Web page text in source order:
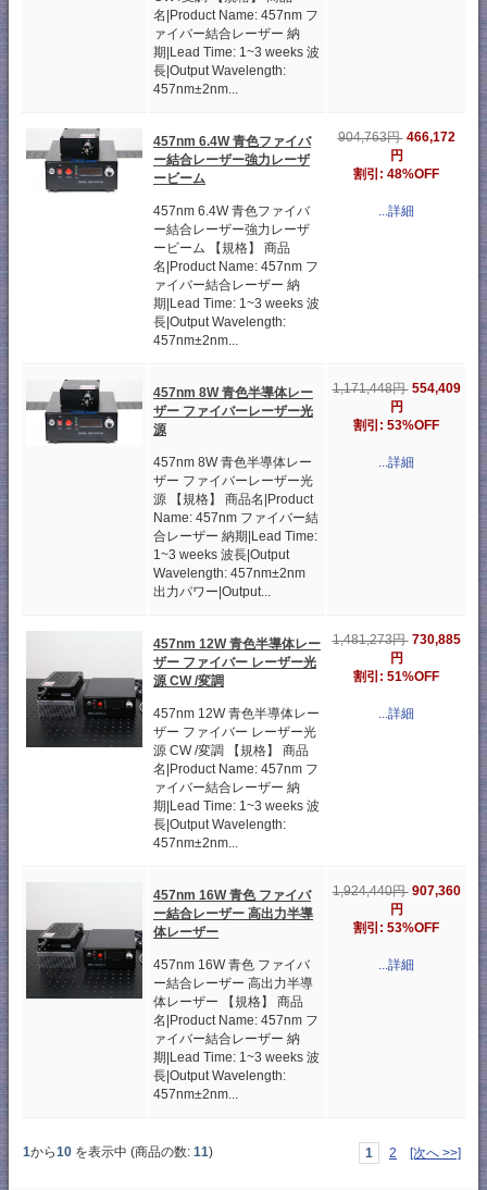
名|Product Name: 457nm フ
ァイバー結合レーザー 納
期|Lead Time: 1~3 weeks 波
長|Output Wavelength:
457nm±2nm...
457nm 6.4W 青色ファイバ
ー結合レーザー強力レーザ
ービーム
457nm 6.4W 青色ファイバ
ー結合レーザー強力レーザ
ービーム 【規格】 商品
名|Product Name: 457nm フ
ァイバー結合レーザー 納
期|Lead Time: 1~3 weeks 波
長|Output Wavelength:
457nm±2nm...
904,763円 466,172
円
割引: 48%OFF
...詳細
457nm 8W 青色半導体レー
ザー ファイバーレーザー光
源
457nm 8W 青色半導体レー
ザー ファイバーレーザー光
源 【規格】 商品名|Product
Name: 457nm ファイバー結
合レーザー 納期|Lead Time:
1~3 weeks 波長|Output
Wavelength: 457nm±2nm
出力パワー|Output...
1,171,448円 554,409
円
割引: 53%OFF
...詳細
457nm 12W 青色半導体レー
ザー ファイバー レーザー光
源 CW /変調
457nm 12W 青色半導体レー
ザー ファイバー レーザー光
源 CW /変調 【規格】 商品
名|Product Name: 457nm フ
ァイバー結合レーザー 納
期|Lead Time: 1~3 weeks 波
長|Output Wavelength:
457nm±2nm...
1,481,273円 730,885
円
割引: 51%OFF
...詳細
457nm 16W 青色 ファイバ
ー結合レーザー 高出力半導
体レーザー
457nm 16W 青色 ファイバ
ー結合レーザー 高出力半導
体レーザー 【規格】 商品
名|Product Name: 457nm フ
ァイバー結合レーザー 納
期|Lead Time: 1~3 weeks 波
長|Output Wavelength:
457nm±2nm...
1,924,440円 907,360
円
割引: 53%OFF
...詳細
1から10 を表示中 (商品の数: 11) 1 2 [次へ >>]